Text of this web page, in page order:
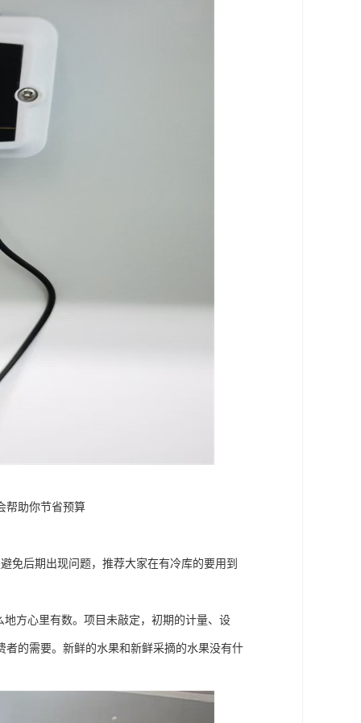
帮助你节省预算
免后期出现问题，推荐大家在有冷库的要用到
方心里有数。项目未敲定，初期的计量、设
的需要。新鲜的水果和新鲜采摘的水果没有什